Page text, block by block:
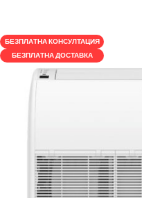
БЕЗПЛАТНА КОНСУЛТАЦИЯ
БЕЗПЛАТНА ДОСТАВКА